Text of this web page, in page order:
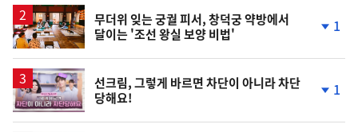
무더위 잊는 궁궐 피서, 창덕궁 약방에서
달이는 '조선 왕실 보양 비법'
계
1
영
상
선크림, 그렇게 바르면 차단이 아니라 차단
당해요!
계
1